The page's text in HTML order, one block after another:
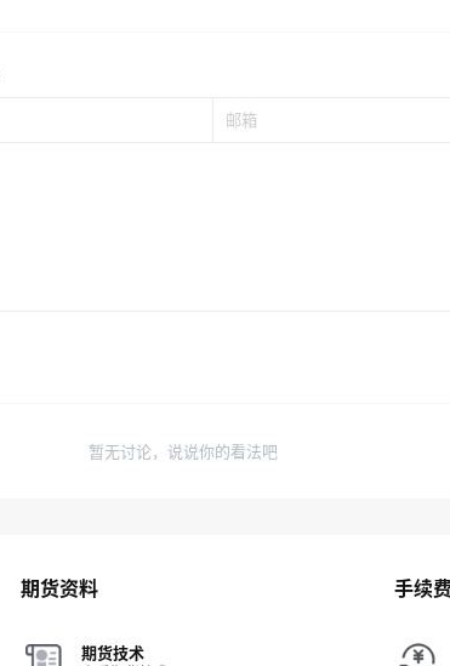
暂无讨论，说说你的看法吧
期货资料
期货技术
手续